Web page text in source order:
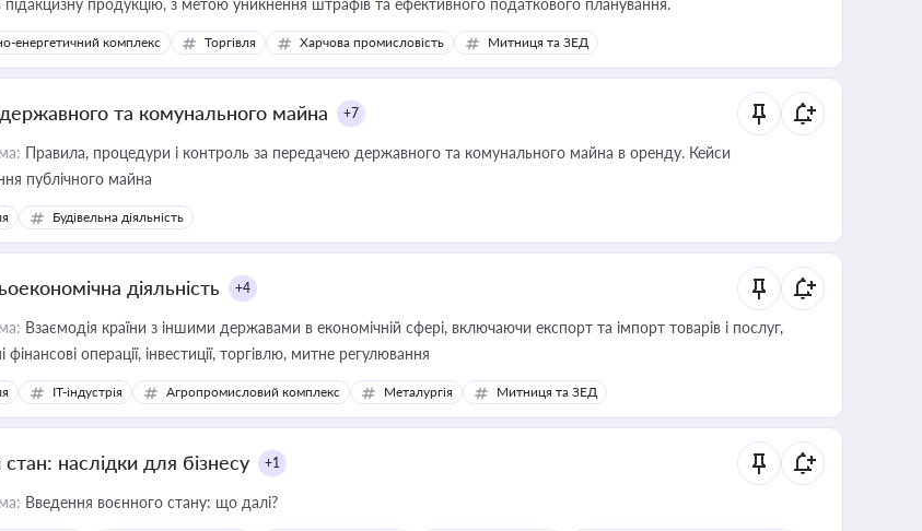
підакцизну продукцію, з метою уникнення штрафів та ефективного податкового планування.
енергетичний комплекс Торгівля Харчова промисловість Митниця та ЗЕД
та комунального майна +7
Правила, процедури і контроль за передачею державного та комунального майна в оренду. Кейси
публічного майна
Будівельна діяльність
діяльність +4
Взаємодія країни з іншими державами в економічній сфері, включаючи експорт та імпорт товарів і послуг,
фінансові операції, інвестиції, торгівлю, митне регулювання
IT-індустрія Агропромисловий комплекс Металургія Митниця та ЗЕД
наслідки для бізнесу +1
Введення воєнного стану: що далі?